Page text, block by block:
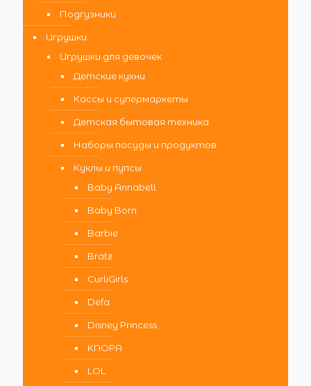
Подгузники
Игрушки
Игрушки для девочек
Детские кухни
Кассы и супермаркеты
Детская бытовая техника
Наборы посуды и продуктов
Куклы и пупсы
Baby Annabell
Baby Born
Barbie
Bratz
CurliGirls
Defa
Disney Princess
KNOPA
LOL